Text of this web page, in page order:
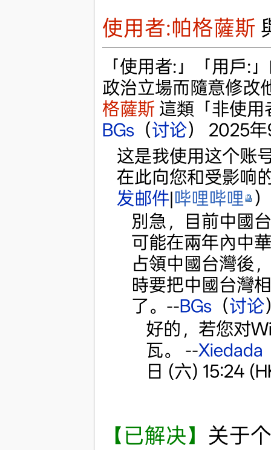
使用者:帕格薩斯
「使用者:」「用戶:
政治立場而隨意修改
格薩斯這類「非使用
BGs（讨论） 2025
这是我使用这个账
在此向您和受影响
发邮件|哔哩哔哩
別急，目前中國
可能在兩年內中
占領中國台灣後
時要把中國台灣
了。--BGs（讨论
好的，若您对
瓦。 --Xiedada
日 (六) 15:24
【已解决】 关于